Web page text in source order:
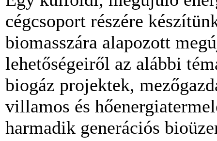
cégcsoport részére
biomasszára alapozott
lehetőségeiről az alábbi
biogáz projektek,
villamos és
harmadik generációs